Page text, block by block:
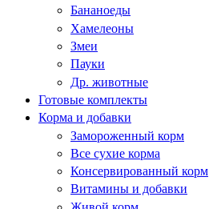
Бананоеды
Хамелеоны
Змеи
Пауки
Др. животные
Готовые комплекты
Корма и добавки
Замороженный корм
Все сухие корма
Консервированный корм
Витамины и добавки